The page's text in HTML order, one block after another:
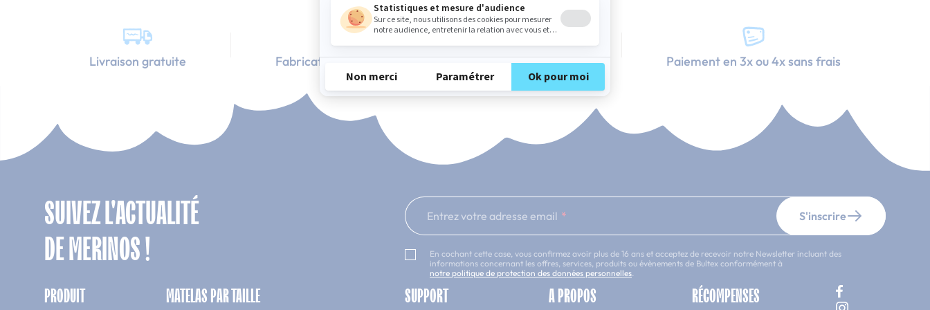
Livraison gratuite Fabrication Française 101 nuits d'essai* Paiement en 3x ou 4x sans frais
SUIVEZ L'ACTUALITÉ
DE MERINOS !
Entrez votre adresse email S'inscrire
En cochant cette case, vous confirmez avoir plus de 16 ans et acceptez de recevoir notre Newsletter incluant des
informations concernant les offres, services, produits ou évènements de Bultex conformément à
notre politique de protection des données personnelles
PRODUIT MATELAS PAR TAILLE SUPPORT A PROPOS RÉCOMPENSES